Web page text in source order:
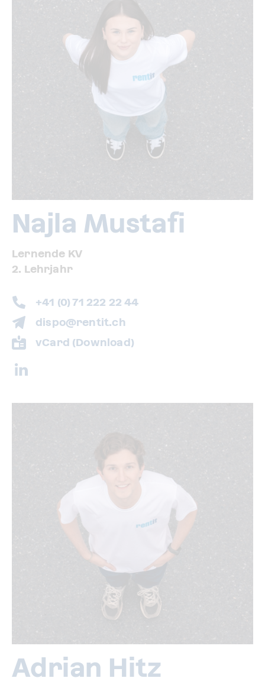
Najla Mustafi
Lernende KV
2. Lehrjahr
+41 (0) 71 222 22 44
dispo@rentit.ch
vCard (Download)
Adrian Hitz